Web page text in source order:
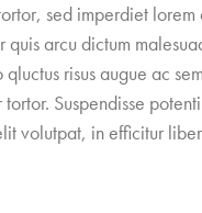
sed imperdiet lorem
quis arcu dictum
risus augue ac
Suspendisse
volutpat, in efficitur